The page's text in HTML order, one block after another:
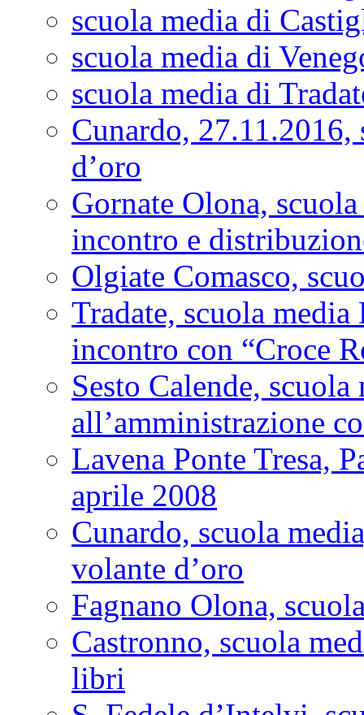
scuola media di
scuola media di
scuola media di
Cunardo, 27.11.2016,
d’oro
Gornate Olona,
incontro e
Olgiate Comasco,
Tradate, scuola
incontro con “Croce
Sesto Calende,
all’amministrazione
Lavena Ponte Tresa,
aprile 2008
Cunardo, scuola
volante d’oro
Fagnano Olona,
Castronno, scuola
libri